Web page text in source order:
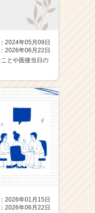
2024年05月09日
2026年06月22日
とや面接当日の
2026年01月15日
2026年06月22日